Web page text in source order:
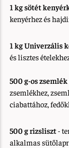
1 kg sötét
kenyérhez és
1 kg Univerzális
és lisztes
500 g-os
zsemlékhez,
ciabattához,
500 g rizsliszt-
alkalmas